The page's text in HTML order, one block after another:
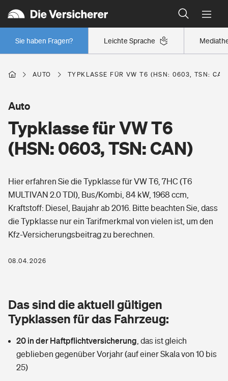
Leichte Sprache
Sie haben Fragen?
Wer versichert was: Jetzt Versicherer finden
Regionalklassen: So ist Ihre Region eingestuft
Wer versichert was: Jetzt Versicherer finden
Berufsunfähigkeitsversicherung
Erwerbsunfähigkeitsversicherung
Grundfähigkeitsversicherung
Arbeitsrechtsschutz
Berufshaftpflichtversicherung
Zur Übersicht
Tools
Wer versichert was: Jetzt Versicherer finden
Wohnen
Elementarversicherung
Glasversicherung
Mietkautionsversicherung
Freizeit
Pri­vate Haft­pflicht­
Kinderunfall­ver­si­che­rung
Kinderinvalidität
Gesundheit
Private Krankenversicherung
Dread-Disease-Versicherung
Tierkrankenversicherung
Zur Übersicht
AUTO TYPKLASSE FÜR VW T6 (HSN: 0603, TSN:
Typklasse für VW T6
(HSN: 0603, TSN: CAN)
Auto
Hier erfahren Sie die Typklasse für VW T6, 7HC (T6
MULTIVAN 2.0 TDI), Bus/Kombi, 84 kW, 1968 ccm,
Kraftstoff: Diesel, Baujahr ab 2016. Bitte beachten Sie, dass
die Typklasse nur ein Tarifmerkmal von vielen ist, um den
Kfz-Versicherungsbeitrag zu berechnen.
08.04.2026
Das sind die aktuell gültigen
Typklassen für das Fahrzeug:
20 in der Haftpflichtversicherung das ist gleich
geblieben gegenüber Vorjahr (auf einer Skala von 10 bis
25)